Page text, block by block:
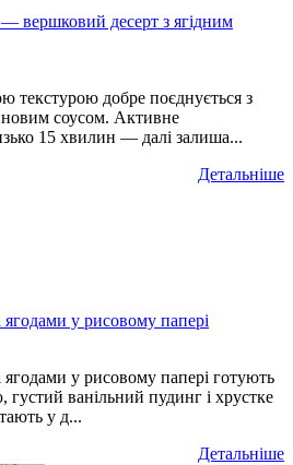
вершковий десерт з ягідним
текстурою добре поєднується з
соусом. Активне
15 хвилин — далі залиша...
Детальніше
у рисовому папері
у рисовому папері готують
ванільний пудинг і хрустке
у д...
Детальніше